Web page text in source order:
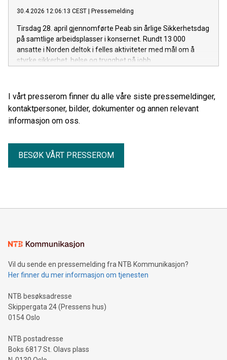
30.4.2026 12:06:13 CEST Pressemelding
Tirsdag 28. april gjennomførte Peab sin årlige Sikkerhetsdag
på samtlige arbeidsplasser i konsernet. Rundt 13 000
ansatte i Norden deltok i felles aktiviteter med mål om å
styrke sikkerhet, helse og trygghet på jobb.
I vårt presserom finner du alle våre siste pressemeldinger,
kontaktpersoner, bilder, dokumenter og annen relevant
informasjon om oss.
BESØK VÅRT PRESSEROM
Vil du sende en pressemelding fra NTB Kommunikasjon?
Her finner du mer informasjon om tjenesten
NTB besøksadresse
Skippergata 24 (Pressens hus)
0154 Oslo
NTB postadresse
Boks 6817 St. Olavs plass